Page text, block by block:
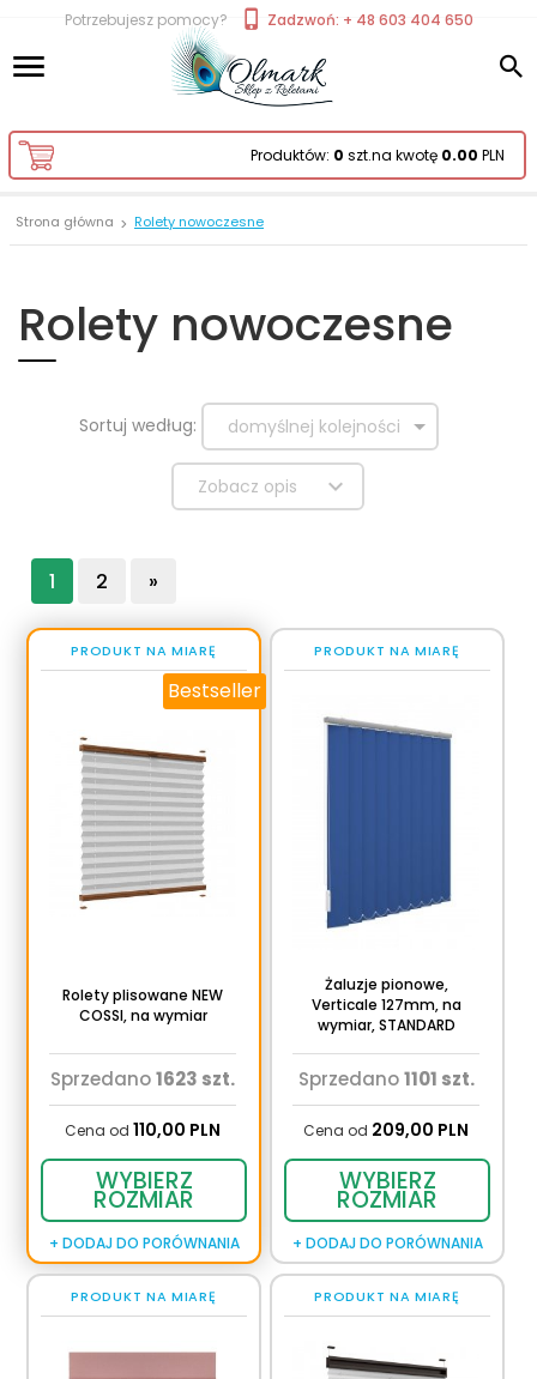
Potrzebujesz pomocy? Zadzwoń: + 48 603 404 650
Produktów: 0 szt.na kwotę 0.00 PLN
Strona główna Rolety nowoczesne
Rolety nowoczesne
Sortuj według: sort
domyślnej kolejności
Zobacz opis
1 2 »
PRODUKT NA MIARĘ
Rolety plisowane NEW
COSSI, na wymiar
Sprzedano1623 szt.
Cena od 110,00 PLN
WYBIERZ
ROZMIAR
+ DODAJ DO PORÓWNANIA
Bestseller
PRODUKT NA MIARĘ
Żaluzje pionowe,
Verticale 127mm, na
wymiar, STANDARD
Sprzedano1101 szt.
Cena od 209,00 PLN
WYBIERZ
ROZMIAR
+ DODAJ DO PORÓWNANIA
PRODUKT NA MIARĘ PRODUKT NA MIARĘ